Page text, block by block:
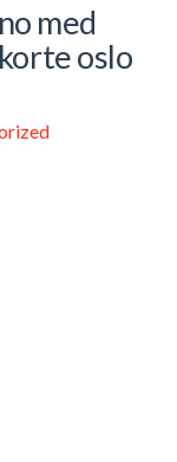
med
oslo